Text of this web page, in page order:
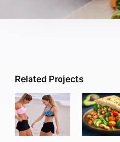
Related Projects